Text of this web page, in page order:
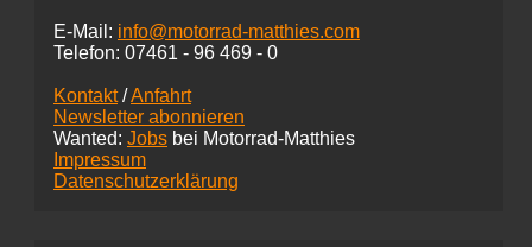
E-Mail: info@motorrad-matthies.com
Telefon: 07461 - 96 469 - 0
Kontakt/Anfahrt
Newsletter abonnieren
Wanted: Jobs bei Motorrad-Matthies
Impressum
Datenschutzerklärung